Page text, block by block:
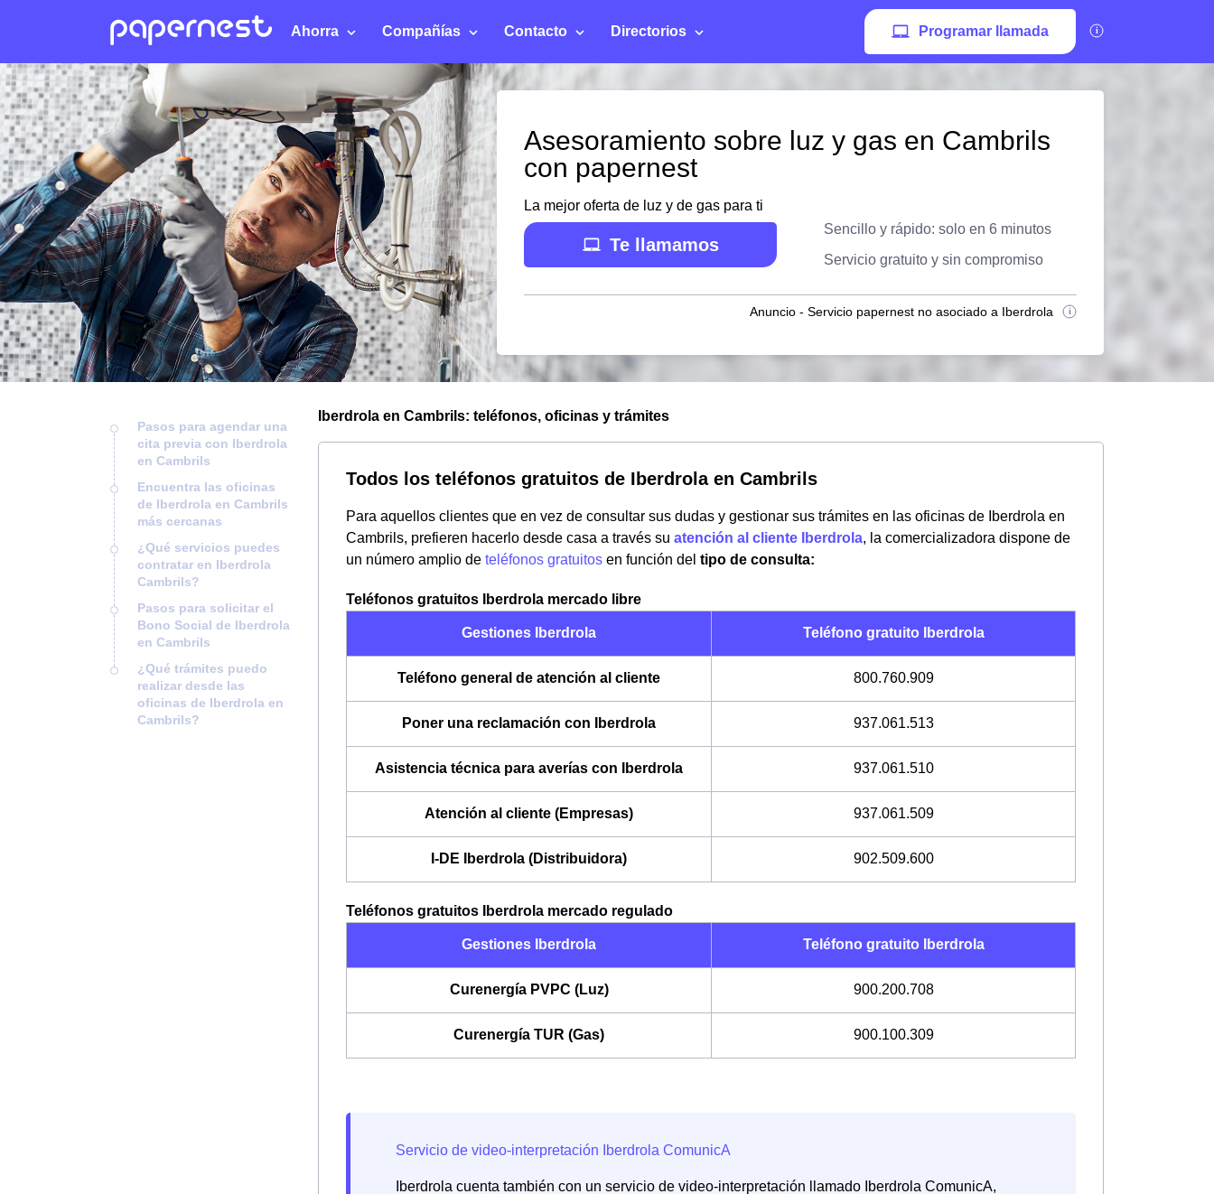
Ahorra Compañías Contacto Directorios Programar llamada
Asesoramiento sobre luz y gas en Cambrils
con papernest
La mejor oferta de luz y de gas para ti
Te llamamos
Sencillo y rápido: solo en 6 minutos
Servicio gratuito y sin compromiso
Anuncio - Servicio papernest no asociado a Iberdrola
Pasos para agendar una
cita previa con Iberdrola
en Cambrils
Encuentra las oficinas
de Iberdrola en Cambrils
más cercanas
¿Qué servicios puedes
contratar en Iberdrola
Cambrils?
Pasos para solicitar el
Bono Social de Iberdrola
en Cambrils
¿Qué trámites puedo
realizar desde las
oficinas de Iberdrola en
Cambrils?
Iberdrola en Cambrils: teléfonos, oficinas y trámites
Todos los teléfonos gratuitos de Iberdrola en Cambrils
Para aquellos clientes que en vez de consultar sus dudas y gestionar sus trámites en las oficinas de Iberdrola en
Cambrils, prefieren hacerlo desde casa a través su atención al cliente Iberdrola, la comercializadora dispone de
un número amplio de teléfonos gratuitos en función del tipo de consulta:
Teléfonos gratuitos Iberdrola mercado libre
Gestiones Iberdrola Teléfono gratuito Iberdrola
Teléfono general de atención al cliente 800.760.909
Poner una reclamación con Iberdrola 937.061.513
Asistencia técnica para averías con Iberdrola 937.061.510
Atención al cliente (Empresas) 937.061.509
I-DE Iberdrola (Distribuidora) 902.509.600
Teléfonos gratuitos Iberdrola mercado regulado
Gestiones Iberdrola Teléfono gratuito Iberdrola
Curenergía PVPC (Luz) 900.200.708
Curenergía TUR (Gas) 900.100.309
Iberdrola cuenta también con un servicio de video-interpretación llamado Iberdrola ComunicA,